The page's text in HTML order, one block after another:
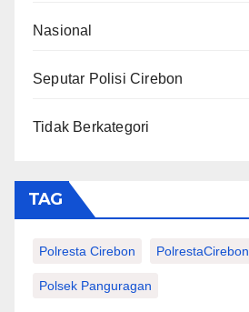
Nasional
Seputar Polisi Cirebon
Tidak Berkategori
TAG
Polresta Cirebon PolrestaCirebon
Polsek Panguragan